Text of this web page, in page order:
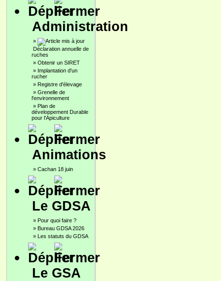
Administration
»
Déclaration annuelle de
ruches
» Obtenir un SIRET
» Implantation d'un
rucher
» Registre d'élevage
» Grenelle de
l'environnement
» Plan de
développement Durable
pour l'Apiculture
Animations
» Cachan 18 juin
Le GDSA
» Pour quoi faire ?
» Bureau GDSA 2026
» Les statuts du GDSA
Le GSA